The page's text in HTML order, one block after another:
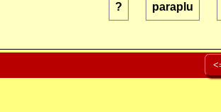
? paraplu